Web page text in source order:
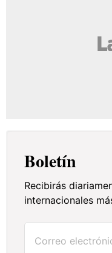
Boletín
Recibirás
internacionales